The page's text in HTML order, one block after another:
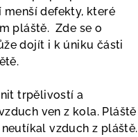
defekty, které
pláště. Zde se o
dojít i k úniku části
trpělivostí a
ven z kola. Pláště
vzduch z pláště.